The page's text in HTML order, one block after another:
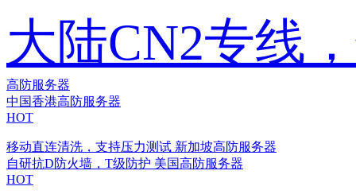
大陆CN2专线
高防服务器
中国香港高防服务器
HOT
移动直连清洗，支持压力测试 新加坡高防服务器
自研抗D防火墙，T级防护 美国高防服务器
HOT